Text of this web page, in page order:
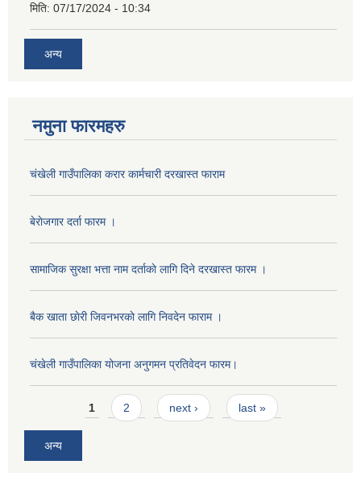
मिति: 07/17/2024 - 10:34
अन्य
नमुना फारमहरु
चंखेली गाउँपालिका करार कार्मचारी दरखास्त फाराम
बेराेजगार दर्ता फारम ।
सामाजिक सुरक्षा भत्ता नाम दर्ताकाे लागि दिने दरखास्त फारम ।
बैक खाता छाेरी जिवनभरकाे लागि निवदेन फाराम ।
चंखेली गाउँपालिका योजना अनुगमन प्रतिवेदन फारम।
Pages1 2 next › last »
अन्य